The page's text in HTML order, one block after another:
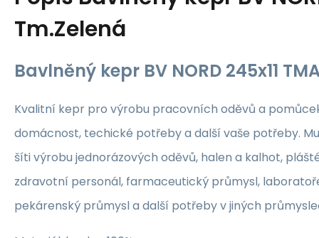
Tm.Zelená
Bavlněný kepr BV NORD 245x11
Kvalitní kepr pro výrobu pracovních oděvů a
domácnost, techické potřeby a další vaše potřeby.
šíti výrobu jednorázových oděvů, halen a kalhot,
zdravotní personál, farmaceutický průmysl,
pekárenský průmysl a další potřeby v jiných